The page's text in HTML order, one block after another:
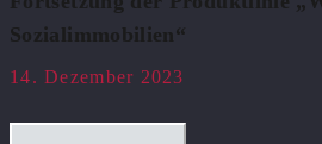
Sozialimmobilien“
14. Dezember 2023